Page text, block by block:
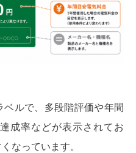
ルで、多段階評価や年間
成率などが表示されてお
なっています。